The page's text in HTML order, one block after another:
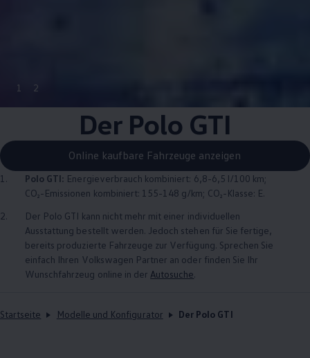
1 2
Der Polo GTI
Online kaufbare Fahrzeuge anzeigen
1. Polo GTI: Energieverbrauch kombiniert: 6,8-6,5 l/100 km;
CO₂-Emissionen kombiniert: 155-148 g/km; CO₂-Klasse: E.
2.
Der Polo GTI kann nicht mehr mit einer individuellen
Ausstattung bestellt werden. Jedoch stehen für Sie fertige,
bereits produzierte Fahrzeuge zur Verfügung. Sprechen Sie
einfach Ihren Volkswagen Partner an oder finden Sie Ihr
Wunschfahrzeug online in der Autosuche
Startseite Modelle und Konfigurator Der Polo GTI